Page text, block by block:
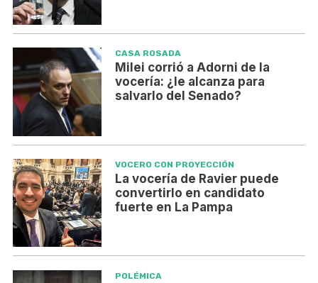
CASA ROSADA
Milei corrió a Adorni de la
vocería: ¿le alcanza para
salvarlo del Senado?
VOCERO CON PROYECCIÓN
La vocería de Ravier puede
convertirlo en candidato
fuerte en La Pampa
POLÉMICA